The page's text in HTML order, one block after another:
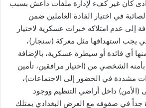
كان غير كفء لإدارة ملفات داعش بسبب
في اختيار القادة العاملين ضمن
إلى عدم امتلاكه خبرات عسكرية لاختيار
يجب استهدافها مثل معركة (سنجار)،
أي فائدة أو سيطرة عسكرية، بالإضافة
بأمنه الشخصي من (اختيار مرافقين، تأمين
مشددة في الحضور إلى الاجتماعات)،
(الأمن) داخل أراضي التنظيم ووجود
جداً في صفوفه مع العرض البغدادي يمتلك